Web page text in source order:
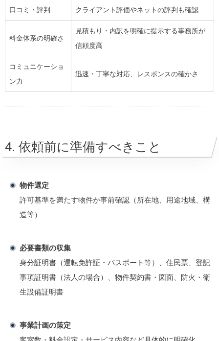
口コミ・評判 クライアント評価やネットの評判も確認
料金体系の明確さ
見積もり・内訳を明確に提示する事務所が
信頼度高
コミュニケーショ
ン力
迅速・丁寧な対応、レスポンスの確かさ
4. 依頼前に準備すべきこと
物件選定
許可基準を満たす物件か事前確認（所在地、用途地域、構
造等）
必要書類の収集
身分証明書（運転免許証・パスポート等）、住民票、登記
事項証明書（法人の場合）、物件契約書・図面、防火・衛
生設備証明書
事業計画の策定